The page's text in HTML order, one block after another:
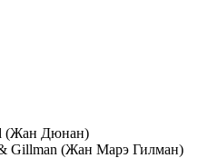
(Жан Дюнан)
Gillman (Жан Марэ Гилман)